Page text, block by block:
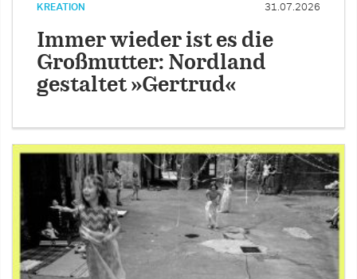
KREATION 31.07.2026
Immer wieder ist es die
Großmutter: Nordland
gestaltet »Gertrud«